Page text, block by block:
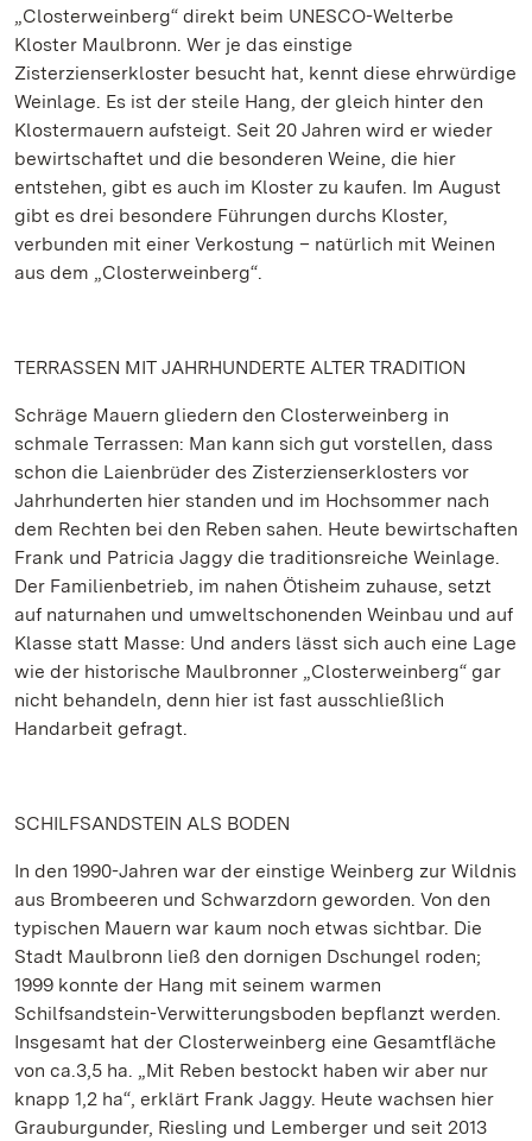
„Closterweinberg“ direkt beim UNESCO-Welterbe
Kloster Maulbronn. Wer je das einstige
Zisterzienserkloster besucht hat, kennt diese ehrwürdige
Weinlage. Es ist der steile Hang, der gleich hinter den
Klostermauern aufsteigt. Seit 20 Jahren wird er wieder
bewirtschaftet und die besonderen Weine, die hier
entstehen, gibt es auch im Kloster zu kaufen. Im August
gibt es drei besondere Führungen durchs Kloster,
verbunden mit einer Verkostung – natürlich mit Weinen
aus dem „Closterweinberg“.
TERRASSEN MIT JAHRHUNDERTE ALTER TRADITION
Schräge Mauern gliedern den Closterweinberg in
schmale Terrassen: Man kann sich gut vorstellen, dass
schon die Laienbrüder des Zisterzienserklosters vor
Jahrhunderten hier standen und im Hochsommer nach
dem Rechten bei den Reben sahen. Heute bewirtschaften
Frank und Patricia Jaggy die traditionsreiche Weinlage.
Der Familienbetrieb, im nahen Ötisheim zuhause, setzt
auf naturnahen und umweltschonenden Weinbau und auf
Klasse statt Masse: Und anders lässt sich auch eine Lage
wie der historische Maulbronner „Closterweinberg“ gar
nicht behandeln, denn hier ist fast ausschließlich
Handarbeit gefragt.
SCHILFSANDSTEIN ALS BODEN
In den 1990-Jahren war der einstige Weinberg zur Wildnis
aus Brombeeren und Schwarzdorn geworden. Von den
typischen Mauern war kaum noch etwas sichtbar. Die
Stadt Maulbronn ließ den dornigen Dschungel roden;
1999 konnte der Hang mit seinem warmen
Schilfsandstein-Verwitterungsboden bepflanzt werden.
Insgesamt hat der Closterweinberg eine Gesamtfläche
von ca.3,5 ha. „Mit Reben bestockt haben wir aber nur
knapp 1,2 ha“, erklärt Frank Jaggy. Heute wachsen hier
Grauburgunder, Riesling und Lemberger und seit 2013